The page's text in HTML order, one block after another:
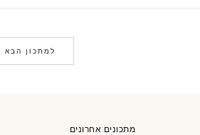
למתכון הבא
מתכונים אחרונים